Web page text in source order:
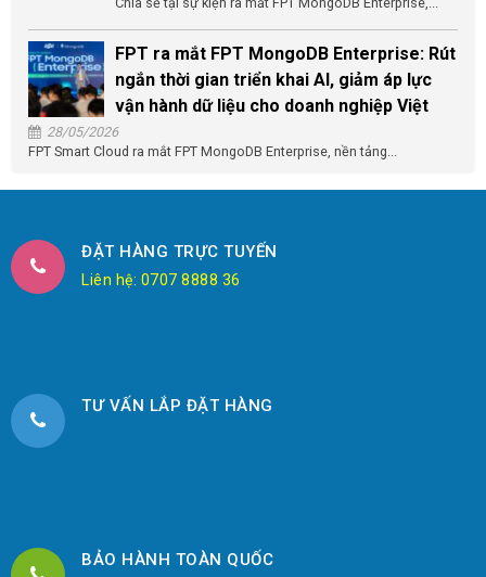
FPT ra mắt FPT MongoDB Enterprise: Rút
ngắn thời gian triển khai AI, giảm áp lực
vận hành dữ liệu cho doanh nghiệp Việt
28/05/2026
FPT Smart Cloud ra mắt FPT MongoDB Enterprise, nền tảng...
ĐẶT HÀNG TRỰC TUYẾN
Liên hệ: 0707 8888 36
TƯ VẤN LẮP ĐẶT HÀNG
BẢO HÀNH TOÀN QUỐC